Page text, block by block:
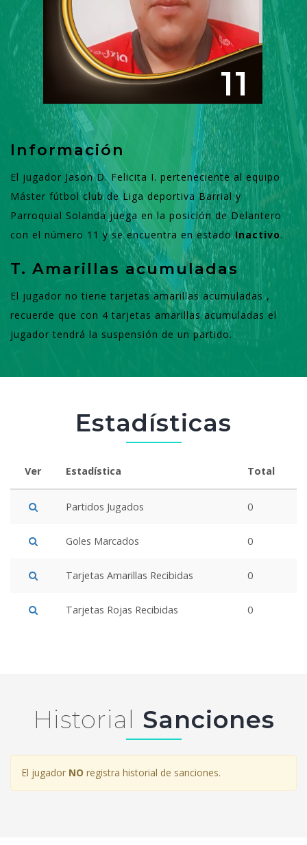
11
Información
El jugador Jason D. Felicita I. perteneciente al equipo
Máster fútbol club de Liga deportiva Barrial y
Parroquial Solanda juega en la posición de Delantero
con el número 11 y se encuentra en estadoInactivo.
T. Amarillas acumuladas
El jugador no tiene tarjetas amarillas acumuladas ,
recuerde que con 4 tarjetas amarillas acumuladas el
jugador tendrá la suspensión de un partido.
Estadísticas
Ver Estadística Total
Partidos Jugados 0
Goles Marcados 0
Tarjetas Amarillas Recibidas 0
Tarjetas Rojas Recibidas 0
Historial Sanciones
El jugador NO registra historial de sanciones.